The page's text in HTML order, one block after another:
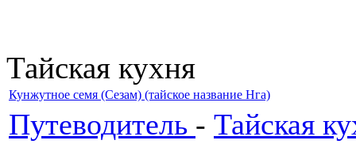
Тайская кухня
Кунжутное семя (Сезам) (тайское название Нга)
Путеводитель - Тайская